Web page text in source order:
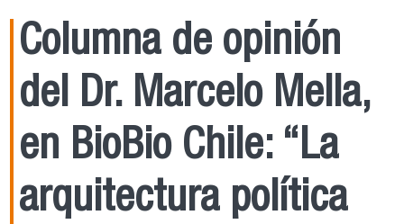
Columna de opinión
del Dr. Marcelo Mella,
en BioBio Chile: “La
arquitectura política